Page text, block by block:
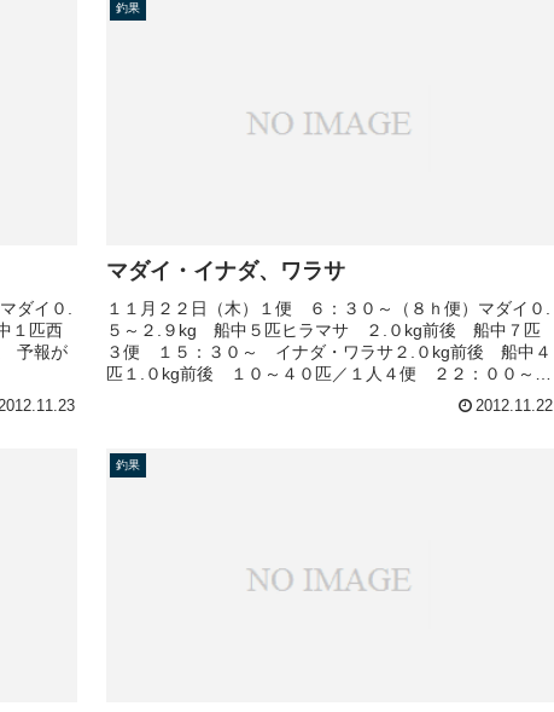
ダイ０.
１匹西
予報が
釣果
マダイ・イナダ、ワラサ
１１月２２日（木）１便 ６：３０～（８ｈ便）マダイ０.
５～２.９kg 船中５匹ヒラマサ ２.０kg前後 船中７匹
３便 １５：３０～ イナダ・ワラサ２.０kg前後 船中４
匹１.０kg前後 １０～４０匹／１人４便 ２２：００～
2012.11.22
釣果